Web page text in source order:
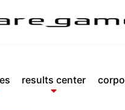
results center